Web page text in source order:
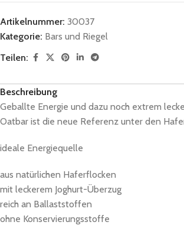
Artikelnummer: 30037
Kategorie: Bars und Riegel
Teilen:
Beschreibung
Geballte Energie und dazu noch extrem
Oatbar ist die neue Referenz unter den
ideale Energiequelle
aus natürlichen Haferflocken
mit leckerem Joghurt-Überzug
reich an Ballaststoffen
ohne Konservierungsstoffe